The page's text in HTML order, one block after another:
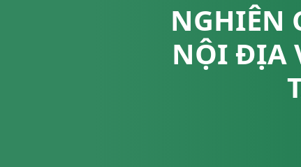
NGHIÊN
NỘI ĐỊA